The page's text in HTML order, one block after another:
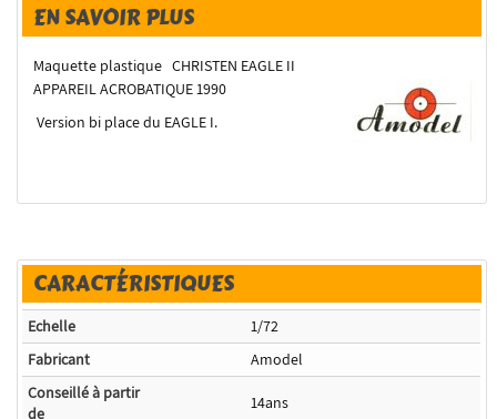
EN SAVOIR PLUS
Maquette plastique CHRISTEN EAGLE II
APPAREIL ACROBATIQUE 1990
Version bi place du EAGLE I.
CARACTÉRISTIQUES
Echelle
1/72
Fabricant
Amodel
Conseillé à partir
de
14ans